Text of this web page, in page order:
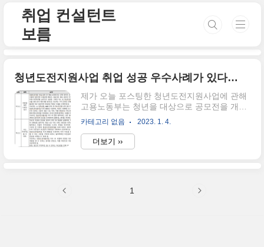
취업 컨설턴트
보름
청년도전지원사업 취업 성공 우수사례가 있다고 합니다
제가 오늘 포스팅한 청년도전지원사업에 관해
고용노동부는 청년을 대상으로 공모전을 개최
했는데요. 대부분의 공모전 참여자는 구직 활
동을 단념하거나, 구직 활동을 포기한 청년이
었지만, 사업의 참여자로서 진행하며 다시 도
전을 했던 사례라고 하여 많은 이들의 관심을
노동부 장관상 및 상금을 수여했다고 합니다.
카테고리 없음 2023. 1. 4.
더보기 ››
1